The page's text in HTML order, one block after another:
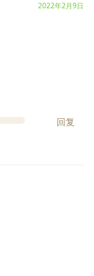
2022年2月9日
回复